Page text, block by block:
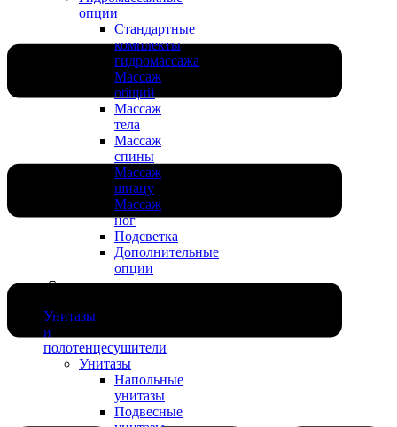
опции
Стандартные
комплекты
гидромассажа
Массаж
общий
Массаж
тела
Массаж
спины
Массаж
шиацу
Массаж
ног
Подсветка
Дополнительные
опции
Унитазы
и
полотенцесушители
Унитазы
Напольные
унитазы
Подвесные